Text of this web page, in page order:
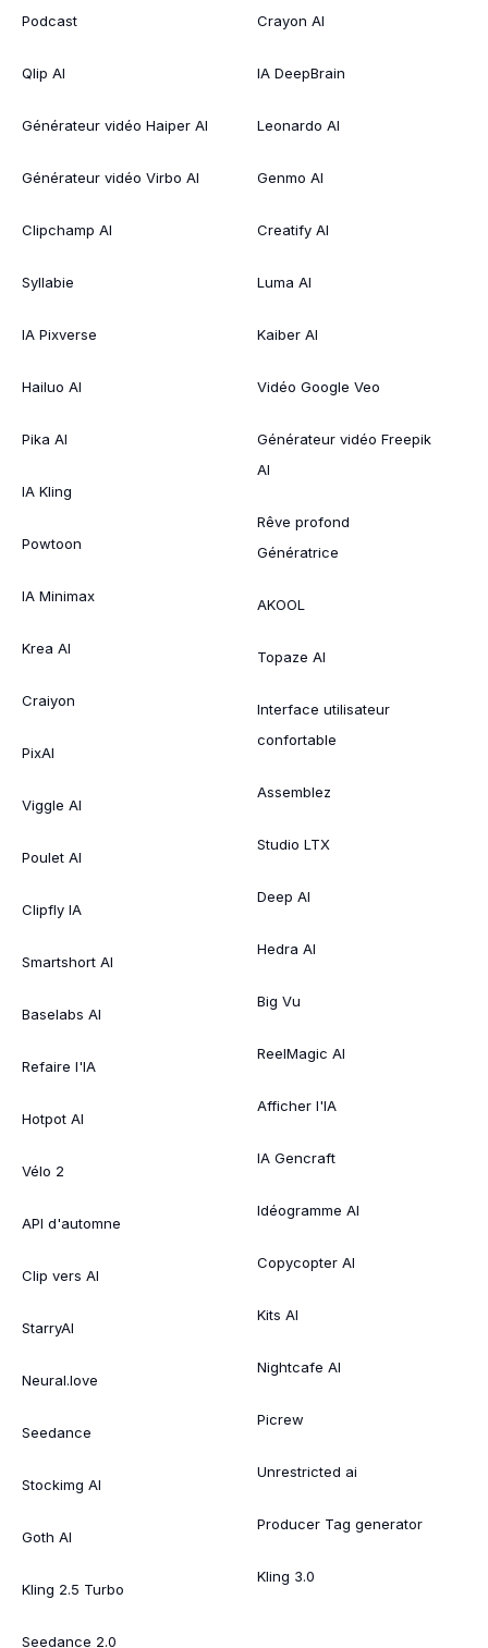
Podcast
Qlip AI
Générateur vidéo Haiper AI
Générateur vidéo Virbo AI
Clipchamp AI
Syllabie
IA Pixverse
Hailuo AI
Pika AI
IA Kling
Powtoon
IA Minimax
Krea AI
Craiyon
PixAI
Viggle AI
Poulet AI
Clipfly IA
Smartshort AI
Baselabs AI
Refaire l'IA
Hotpot AI
Vélo 2
API d'automne
Clip vers AI
StarryAI
Neural.love
Seedance
Stockimg AI
Goth AI
Kling 2.5 Turbo
Seedance 2.0
Crayon AI
IA DeepBrain
Leonardo AI
Genmo AI
Creatify AI
Luma AI
Kaiber AI
Vidéo Google Veo
Générateur vidéo Freepik
AI
Rêve profond
Génératrice
AKOOL
Topaze AI
Interface utilisateur
confortable
Assemblez
Studio LTX
Deep AI
Hedra AI
Big Vu
ReelMagic AI
Afficher l'IA
IA Gencraft
Idéogramme AI
Copycopter AI
Kits AI
Nightcafe AI
Picrew
Unrestricted ai
Producer Tag generator
Kling 3.0